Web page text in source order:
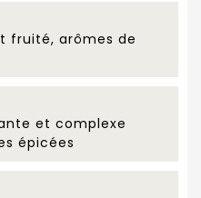
fruité, arômes de
et complexe
épicées